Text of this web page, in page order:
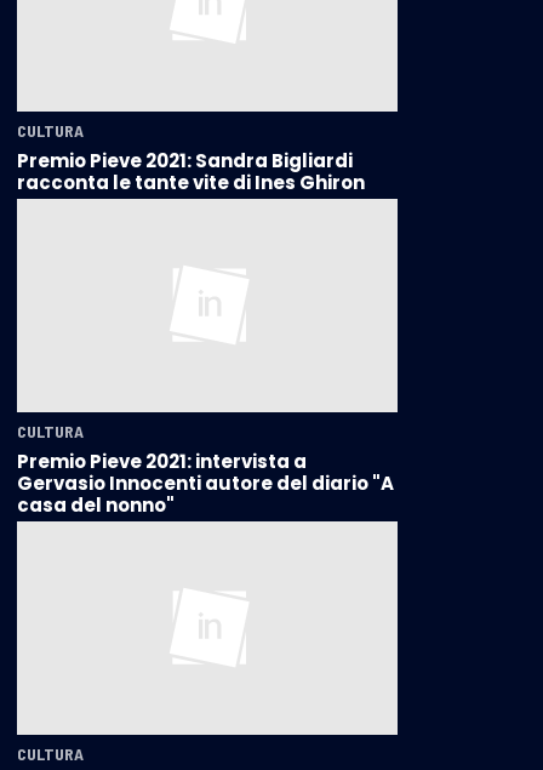
CULTURA
Premio Pieve 2021: Sandra Bigliardi
racconta le tante vite di Ines Ghiron
CULTURA
Premio Pieve 2021: intervista a
Gervasio Innocenti autore del diario "A
casa del nonno"
CULTURA